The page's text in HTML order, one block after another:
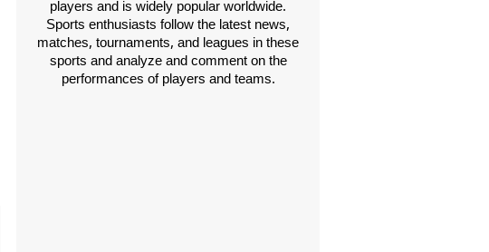
players and is widely popular worldwide.
Sports enthusiasts follow the latest news,
matches, tournaments, and leagues in these
sports and analyze and comment on the
performances of players and teams.